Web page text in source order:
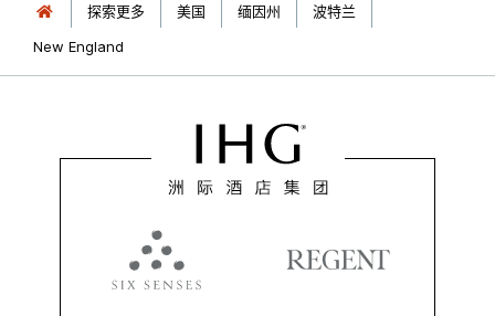
探索更多 美国 缅因州
波特兰
New England